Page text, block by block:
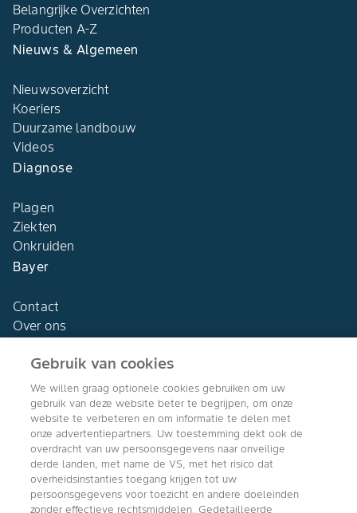
Belangrijke Overzichten
Producten A-Z
Nieuws & Algemeen
Nieuwsoverzicht
Koeriers
Duurzame landbouw
Videos
Diagnose
Plagen
Ziekten
Onkruiden
Bayer
Contact
Over ons
Agro Bayer
Nederland
Volg ons
Gebruik van cookies
We willen graag optionele cookies gebruiken om uw
gebruik van deze website beter te begrijpen, om onze
website te verbeteren en om informatie te delen met
onze advertentiepartners. Uw toestemming dekt ook de
overdracht van uw persoonsgegevens naar onveilige
derde landen, met name de VS, met het risico dat
overheidsinstanties toegang krijgen tot uw
persoonsgegevens voor toezicht en andere doeleinden
zonder effectieve rechtsmiddelen. Gedetailleerde